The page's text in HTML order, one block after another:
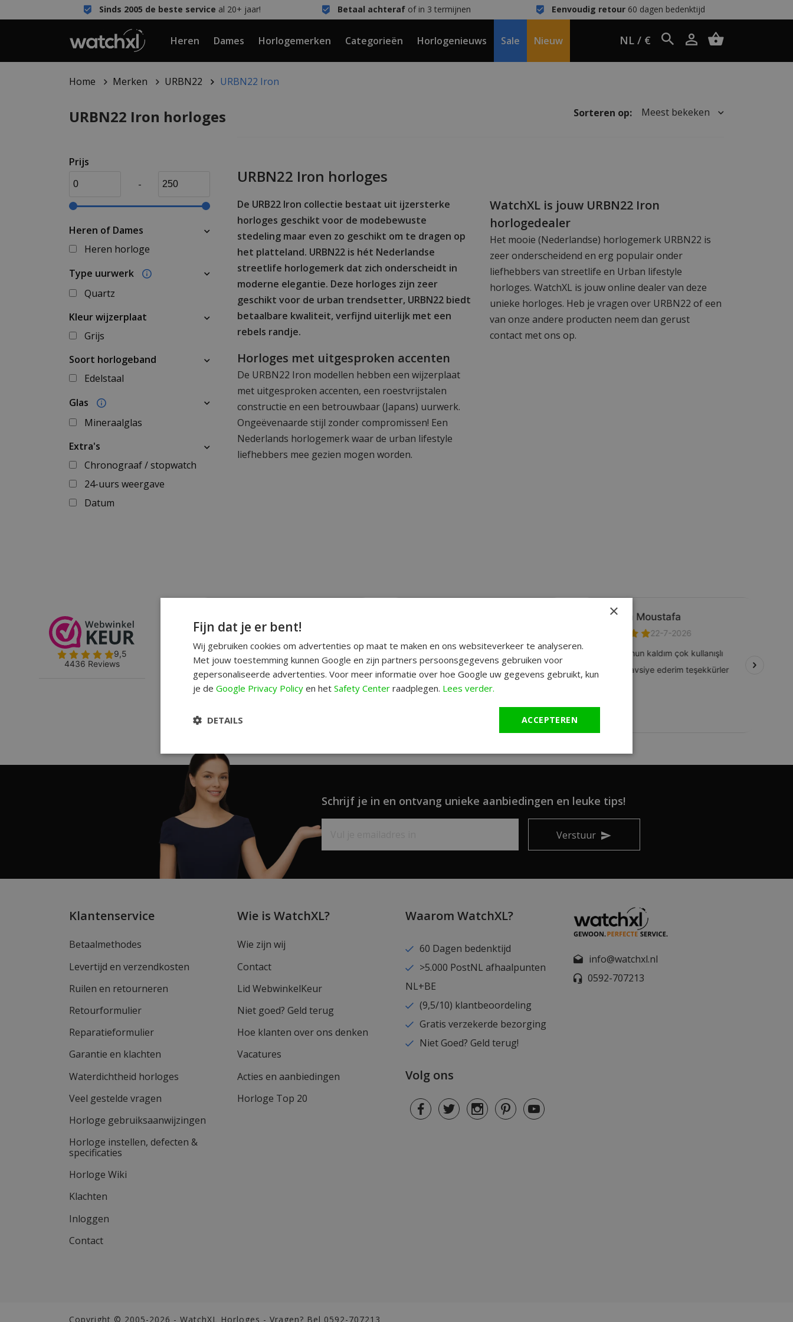
Sinds 2005 de beste service al 20+ jaar! Betaal achterafof in 3 termijnen Eenvoudig retour60 dagen bedenktijd
Heren Dames Horlogemerken Categorieën Horlogenieuws Sale Nieuw NL / €
Home Merken URBN22 URBN22 Iron
URBN22 Iron horloges Sorteren op: Meest bekeken
Prijs
-
Heren of Dames
Heren horloge
Type uurwerk
Quartz
Kleur wijzerplaat
Grijs
Soort horlogeband
Edelstaal
Glas
Mineraalglas
Extra's
Chronograaf / stopwatch
24-uurs weergave
Datum
URBN22 Iron horloges
De URB22 Iron collectie bestaat uit ijzersterke
horloges geschikt voor de modebewuste
stedeling maar even zo geschikt om te dragen op
het platteland. URBN22 is hét Nederlandse
streetlife horlogemerk dat zich onderscheidt in
moderne elegantie. Deze horloges zijn zeer
geschikt voor de urban trendsetter, URBN22 biedt
betaalbare kwaliteit, verfijnd uiterlijk met een
rebels randje.
Horloges met uitgesproken accenten
De URBN22 Iron modellen hebben een wijzerplaat
met uitgesproken accenten, een roestvrijstalen
constructie en een betrouwbaar (Japans) uurwerk.
Ongeëvenaarde stijl zonder compromissen! Een
Nederlands horlogemerk waar de urban lifestyle
liefhebbers mee gezien mogen worden.
WatchXL is jouw URBN22 Iron
horlogedealer
Het mooie (Nederlandse) horlogemerk URBN22 is
zeer onderscheidend en erg populair onder
liefhebbers van streetlife en Urban lifestyle
horloges. WatchXL is jouw online dealer van deze
unieke horloges. Heb je vragen over URBN22 of een
van onze andere producten neem dan gerust
contact met ons op.
Schrijf je in en ontvang unieke aanbiedingen en leuke tips!
Verstuur
Klantenservice
Betaalmethodes
Levertijd en verzendkosten
Ruilen en retourneren
Retourformulier
Reparatieformulier
Garantie en klachten
Waterdichtheid horloges
Veel gestelde vragen
Horloge gebruiksaanwijzingen
Horloge instellen, defecten &
specificaties
Horloge Wiki
Klachten
Inloggen
Contact
Wie is WatchXL?
Wie zijn wij
Contact
Lid WebwinkelKeur
Niet goed? Geld terug
Hoe klanten over ons denken
Vacatures
Acties en aanbiedingen
Horloge Top 20
Waarom WatchXL?
60 Dagen bedenktijd
>5.000 PostNL afhaalpunten
NL+BE
(9,5/10) klantbeoordeling
Gratis verzekerde bezorging
Niet Goed? Geld terug!
Volg ons
info@watchxl.nl
0592-707213
Copyright © 2005-2026 - WatchXL Horloges - Vragen? Bel 0592-707213
×
Fijn dat je er bent!
Wij gebruiken cookies om advertenties op maat te maken en ons websiteverkeer te analyseren.
Met jouw toestemming kunnen Google en zijn partners persoonsgegevens gebruiken voor
gepersonaliseerde advertenties. Voor meer informatie over hoe Google uw gegevens gebruikt, kun
je de Google Privacy Policy en het Safety Center raadplegen. Lees verder.
ACCEPTEREN
DETAILS